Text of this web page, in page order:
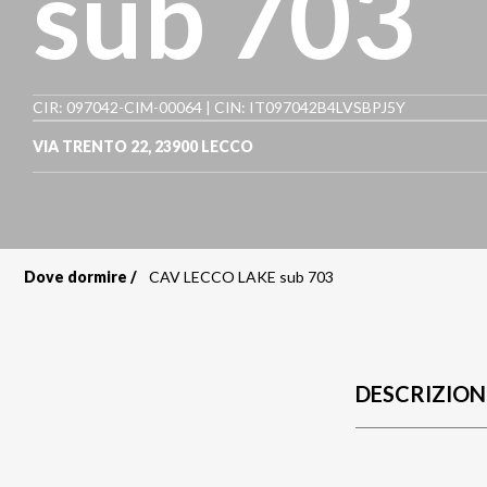
CIR: 097042-CIM-00064 | CIN: IT097042B4LVSBPJ5Y
VIA TRENTO 22, 23900 LECCO
Dove dormire CAV LECCO LAKE sub 703